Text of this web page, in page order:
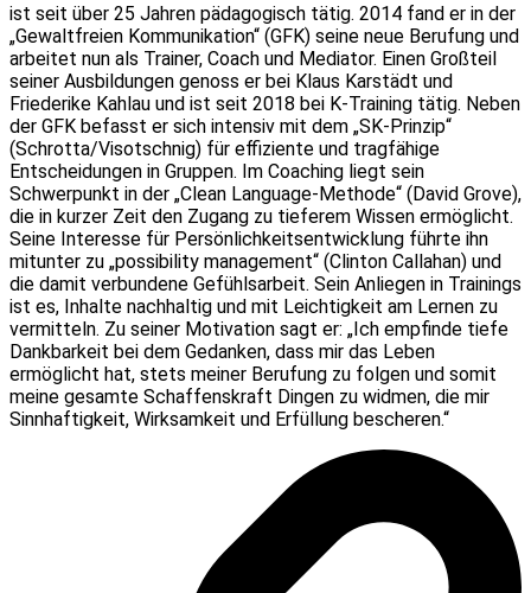
ist seit über 25 Jahren pädagogisch tätig. 2014 fand er in der
„Gewaltfreien Kommunikation“ (GFK) seine neue Berufung und
arbeitet nun als Trainer, Coach und Mediator. Einen Großteil
seiner Ausbildungen genoss er bei Klaus Karstädt und
Friederike Kahlau und ist seit 2018 bei K-Training tätig. Neben
der GFK befasst er sich intensiv mit dem „SK-Prinzip“
(Schrotta/Visotschnig) für effiziente und tragfähige
Entscheidungen in Gruppen. Im Coaching liegt sein
Schwerpunkt in der „Clean Language-Methode“ (David Grove),
die in kurzer Zeit den Zugang zu tieferem Wissen ermöglicht.
Seine Interesse für Persönlichkeitsentwicklung führte ihn
mitunter zu „possibility management“ (Clinton Callahan) und
die damit verbundene Gefühlsarbeit. Sein Anliegen in Trainings
ist es, Inhalte nachhaltig und mit Leichtigkeit am Lernen zu
vermitteln. Zu seiner Motivation sagt er: „Ich empfinde tiefe
Dankbarkeit bei dem Gedanken, dass mir das Leben
ermöglicht hat, stets meiner Berufung zu folgen und somit
meine gesamte Schaffenskraft Dingen zu widmen, die mir
Sinnhaftigkeit, Wirksamkeit und Erfüllung bescheren.“